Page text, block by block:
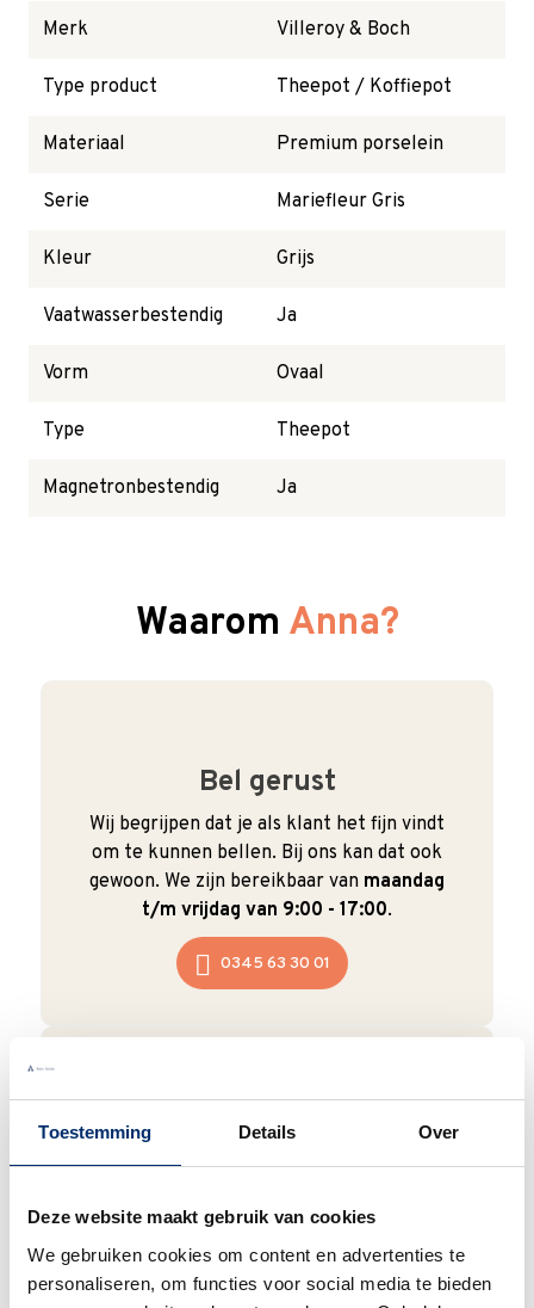
Toestemming Details Over
Deze website maakt gebruik van cookies
We gebruiken cookies om content en advertenties te
personaliseren, om functies voor social media te bieden
Merk Villeroy & Boch
Type product Theepot / Koffiepot
Materiaal Premium porselein
Serie Mariefleur Gris
Kleur Grijs
Vaatwasserbestendig Ja
Vorm Ovaal
Type Theepot
Magnetronbestendig Ja
Waarom Anna?
Bel gerust
Wij begrijpen dat je als klant het fijn vindt
om te kunnen bellen. Bij ons kan dat ook
gewoon. We zijn bereikbaar van maandag
t/m vrijdag van 9:00 - 17:00.
0345 63 30 01
Duurzaam
We verpakken onze producten zorgvuldig
papier.Vanaf € 55,-wordt jouw bestelling
ook nog eens helemaalgratis verzonden.